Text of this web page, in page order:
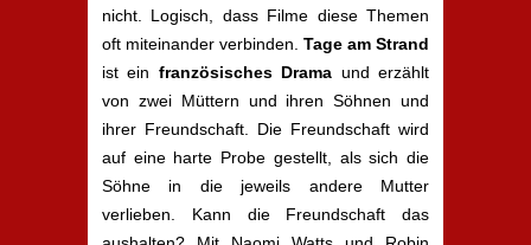
nicht. Logisch, dass Filme diese Themen
oft miteinander verbinden. Tage am Strand
ist ein französisches Drama und erzählt
von zwei Müttern und ihren Söhnen und
ihrer Freundschaft. Die Freundschaft wird
auf eine harte Probe gestellt, als sich die
Söhne in die jeweils andere Mutter
verlieben. Kann die Freundschaft das